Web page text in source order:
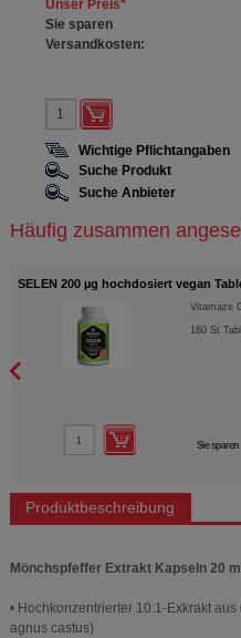
Unser Preis*
Sie sparen
Versandkosten:
Wichtige Pflichtangaben
Suche Produkt
Suche Anbieter
Häufig zusammen
SELEN 200 µg hochdosiert vegan
Vitamaze
180St
Sie sparen
Produktbeschreibung
Mönchspfeffer Extrakt Kapseln 20
• Hochkonzentrierter 10:1-Exkrakt
agnus castus)